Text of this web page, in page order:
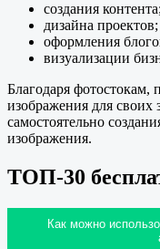
создания контента;
дизайна проектов;
оформления
визуализации
Благодаря фотостокам,
изображения для своих
самостоятельно
изображения.
ТОП-30
Как можно